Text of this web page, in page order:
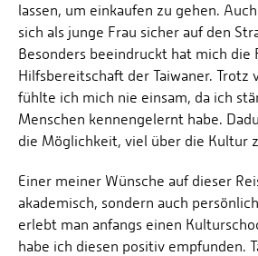
lassen, um einkaufen zu gehen.
sich als junge Frau sicher auf den
Besonders beeindruckt hat mich die
Hilfsbereitschaft der Taiwaner. Trotz
fühlte ich mich nie einsam, da ich
Menschen kennengelernt habe.
die Möglichkeit, viel über die Kultur
Einer meiner Wünsche auf dieser
akademisch, sondern auch
erlebt man anfangs einen
habe ich diesen positiv empfunden.